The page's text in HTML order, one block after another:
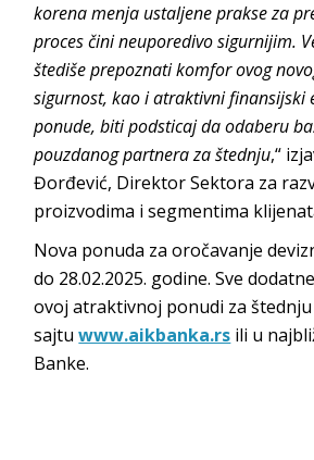
korena menja ustaljene prakse za
proces čini neuporedivo sigurnijim.
štediše prepoznati komfor ovog
sigurnost, kao i atraktivni finansijski
ponude, biti podsticaj da odaberu
pouzdanog partnera za štednju,“
Đorđević, Direktor Sektora za
proizvodima i segmentima
Nova ponuda za oročavanje
do 28.02.2025. godine. Sve
ovoj atraktivnoj ponudi za
sajtuwww.aikbanka.rs ili u
Banke.